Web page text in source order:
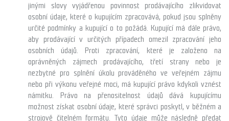
jinými slovy vyjádřenou povinnost prodávajícího zlikvidovat
osobní údaje, které o kupujícím zpracovává, pokud jsou splněny
určité podmínky a kupující o to požádá. Kupující má dále právo,
aby prodávající v určitých případech omezil zpracování jeho
osobních údajů. Proti zpracování, které je založeno na
oprávněných zájmech prodávajícího, třetí strany nebo je
nezbytné pro splnění úkolu prováděného ve veřejném zájmu
nebo při výkonu veřejné moci, má kupující právo kdykoli vznést
námitku. Právo na přenositelnost údajů dává kupujícímu
možnost získat osobní údaje, které správci poskytl, v běžném a
strojově čitelném formátu. Tyto údaje může následně předat